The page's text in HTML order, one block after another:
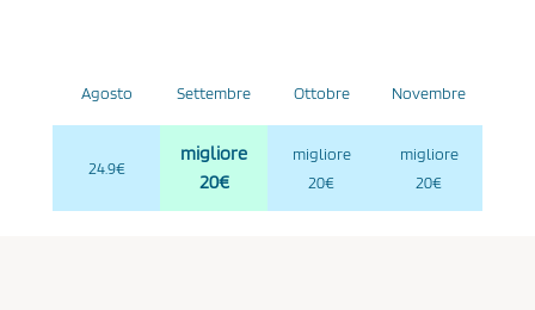
Agosto
24.9€
Settembre
migliore
20€
Ottobre
migliore
20€
Novembre
migliore
20€